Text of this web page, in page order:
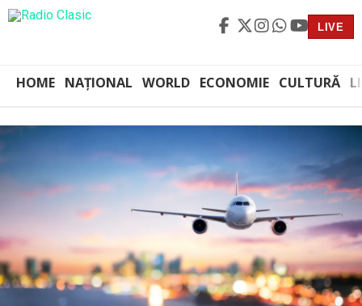
LIVE
HOME NAȚIONAL WORLD ECONOMIE CULTURĂ